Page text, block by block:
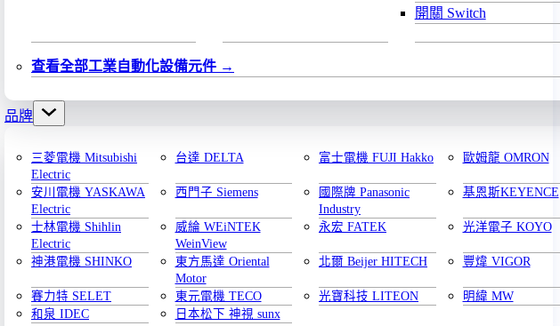
開關 Switch
查看全部工業自動化設備元件
品牌
三菱電機 Mitsubishi
Electric
台達 DELTA 富士電機 FUJI Hakko 歐姆龍 OMRON
安川電機 YASKAWA
Electric
西門子 Siemens
國際牌 Panasonic
Industry
基恩斯KEYENCE
士林電機 Shihlin
Electric
威綸 WEiNTEK
WeinView
永宏 FATEK 光洋電子 KOYO
神港電機 SHINKO
東方馬達 Oriental
Motor
北爾 Beijer HITECH 豐煒 VIGOR
賽力特 SELET 東元電機 TECO 光寶科技 LITEON
明緯 MW
和泉 IDEC
日本松下 神視 sunx